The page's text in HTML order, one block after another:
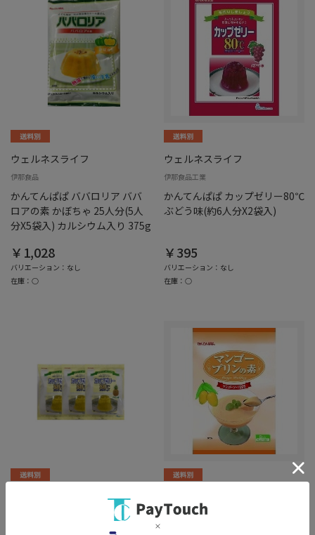
ウェルネスライフ
伊那食品
かんてんぱぱ ババロリア ババ
ロアの素 かぼちゃ 25人分(5人
分X5袋入) カルシウム入り 375g
￥1,028
バリエーション：なし
在庫：○
ウェルネスライフ
伊那食品工業
かんてんぱぱ カップゼリー80℃
ぶどう味(約6人分X2袋入)
￥395
バリエーション：なし
在庫：○
伊那食品工業